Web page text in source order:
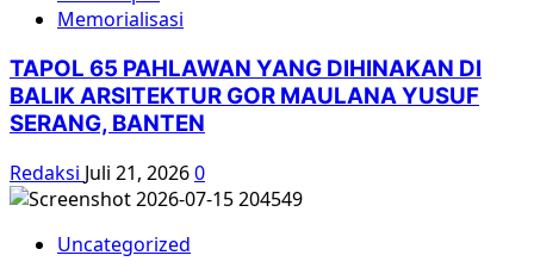
Memorialisasi
TAPOL 65 PAHLAWAN YANG DIHINAKAN DI
BALIK ARSITEKTUR GOR MAULANA YUSUF
SERANG, BANTEN
Redaksi Juli 21, 20260
Uncategorized